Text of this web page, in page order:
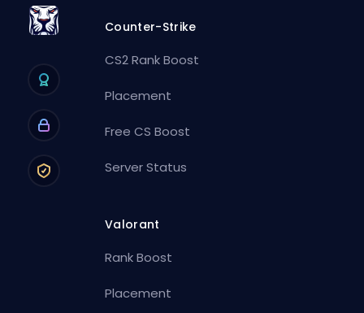
Counter-Strike
CS2 Rank Boost
Placement
Free CS Boost
Server Status
Valorant
Rank Boost
Placement